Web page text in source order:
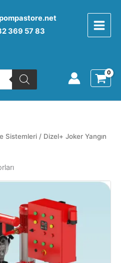
369 57 83
Sistemleri / Dizel+ Joker Yangın